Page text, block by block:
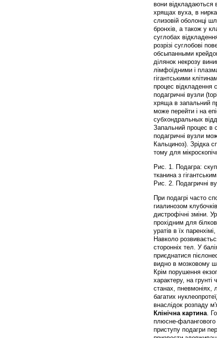
вони відкладаються
хрящах вуха, в
слизовій оболонці
бронхів, а також у
суглобах
розрізі суглобові
обсыпанными
ділянок некрозу
лімфоїдними і
гігантськими
процес відкладення
подагричні вузли
хряща в запальний
може перейти і на
субхондральных
Запальний процес в
подагричні вузли
Кальциноз). Зрідка
тому для
Рис. 1. Подагра:
тканина з
Рис. 2. Подагричні
При подагрі часто
гиалинозом
дистрофічні зміни.
прохідним для
уратів в їх
Навколо
сторонніх тел. У
приєднатися
видно в мозковому
Крім порушення
характеру, на
станах, пневмоніях,
багатих
внаслідок розпаду
Клінічна картина.
плюсне-фалангового
приступу подагри